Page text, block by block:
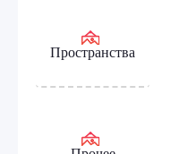
Пространства